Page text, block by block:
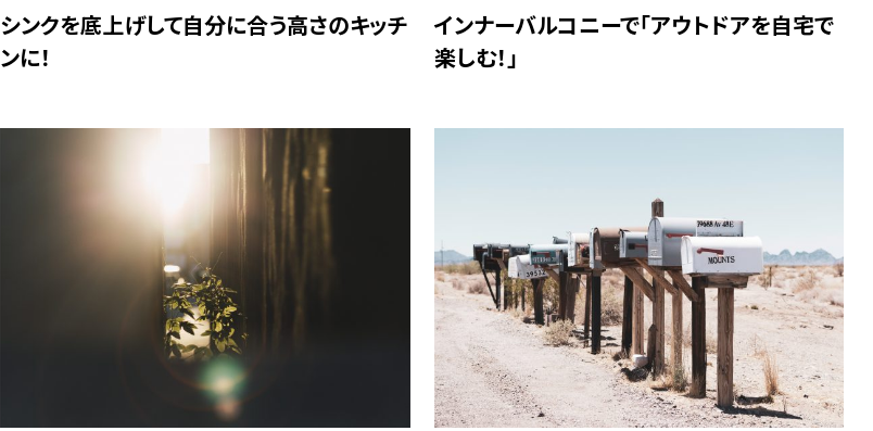
シンクを底上げして自分に合う高さのキッチ
ンに！
インナーバルコニーで「アウトドアを自宅で
楽しむ！」